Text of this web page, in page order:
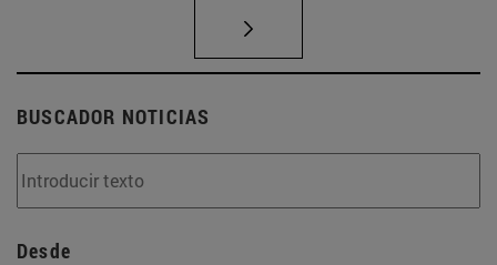
BUSCADOR NOTICIAS
Desde